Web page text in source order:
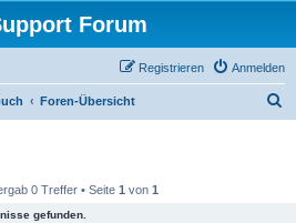
Forum
Anmelden
Registrieren
Foren-Übersicht
0 Treffer • Seite 1 von 1
gefunden.